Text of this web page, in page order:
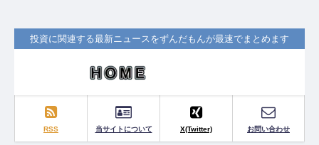
投資に関連する最新ニュースをずんだもんが最速でまとめます
RSS 当サイトについて X(Twitter) お問い合わせ